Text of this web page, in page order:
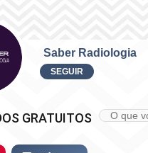
Saber Radiologia
SEGUIR
GRATUITOS